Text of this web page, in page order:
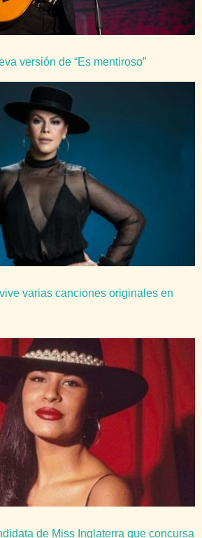
versión de “Es mentiroso”
varias canciones originales en
de Miss Inglaterra que concursa